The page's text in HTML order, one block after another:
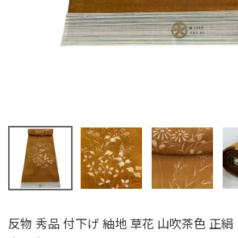
反物 秀品 付下げ 紬地 草花 山吹茶色 正絹